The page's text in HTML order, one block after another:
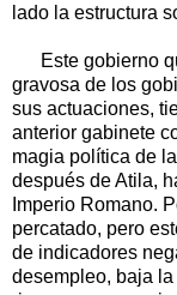
lado la estructura
Este gobierno
gravosa de los
sus actuaciones,
anterior gabinete
magia política de
después de Atila,
Imperio Romano.
percatado, pero
de indicadores
desempleo, baja